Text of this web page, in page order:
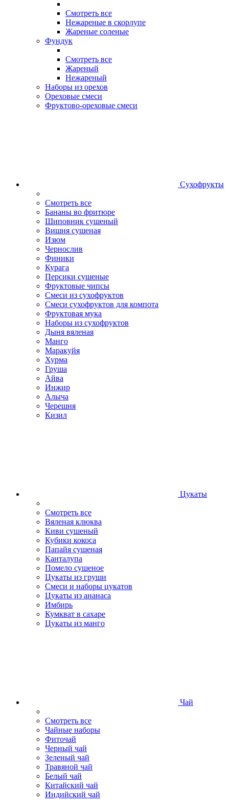
Смотреть все
Нежареные в скорлупе
Жареные соленые
Фундук
Смотреть все
Жареный
Нежареный
Наборы из орехов
Ореховые смеси
Фруктово-ореховые смеси
Сухофрукты
Смотреть все
Бананы во фритюре
Шиповник сушеный
Вишня сушеная
Изюм
Чернослив
Финики
Курага
Персики сушеные
Фруктовые чипсы
Смеси из сухофруктов
Смеси сухофруктов для компота
Фруктовая мука
Наборы из сухофруктов
Дыня вяленая
Манго
Маракуйя
Хурма
Груша
Айва
Инжир
Алыча
Черешня
Кизил
Цукаты
Смотреть все
Вяленая клюква
Киви сушеный
Кубики кокоса
Папайя сушеная
Канталупа
Помело сушеное
Цукаты из груши
Смеси и наборы цукатов
Цукаты из ананаса
Имбирь
Кумкват в сахаре
Цукаты из манго
Чай
Смотреть все
Чайные наборы
Фиточай
Черный чай
Зеленый чай
Травяной чай
Белый чай
Китайский чай
Индийский чай